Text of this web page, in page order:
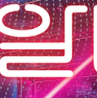
초보자 비율도 높은
권 대비 경쟁이 덜
수입을 유지하기 쉬
2. 천안 유흥알바 주
가장 흔한 유흥알바
룸/가라오케 : 손